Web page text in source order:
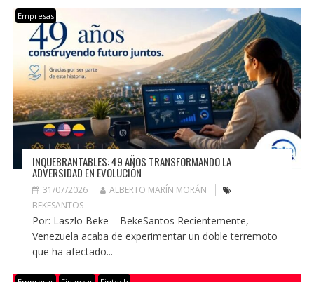
Empresas
INQUEBRANTABLES: 49 AÑOS TRANSFORMANDO LA
ADVERSIDAD EN EVOLUCIÓN
31/07/2026
ALBERTO MARÍN MORÁN
BEKESANTOS
Por: Laszlo Beke – BekeSantos Recientemente,
Venezuela acaba de experimentar un doble terremoto
que ha afectado...